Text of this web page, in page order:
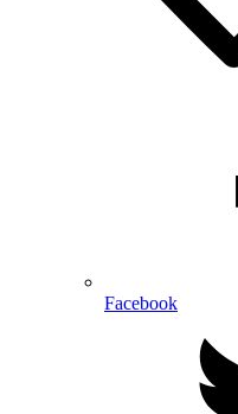
Facebook